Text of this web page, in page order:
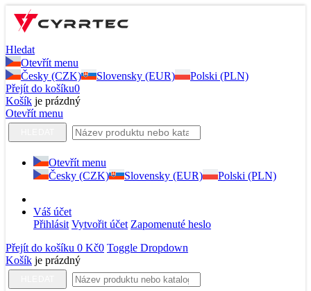
Hledat
Otevřít menu
Česky (CZK)
Slovensky (EUR)
Polski (PLN)
Přejít do košíku0
Košík je prázdný
Otevřít menu
Otevřít menu
Česky (CZK)
Slovensky (EUR) Polski (PLN)
Váš účet
Přihlásit Vytvořit účet Zapomenuté heslo
Přejít do košíku 0 Kč0 Toggle Dropdown
Košík je prázdný